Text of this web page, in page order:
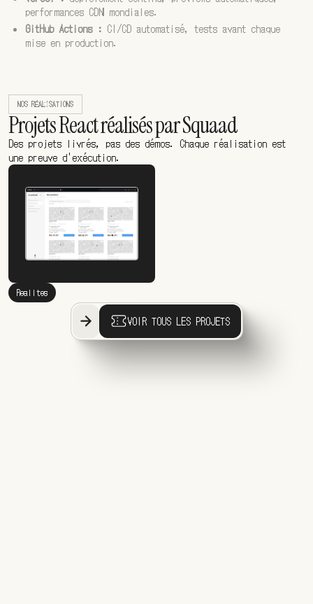
performances CDN mondiales.
GitHub Actions : CI/CD automatisé, tests avant chaque
mise en production.
NOS RÉALISATIONS
Projets React réalisés par Squaad
Des projets livrés, pas des démos. Chaque réalisation est
une preuve d'exécution.
Realites
VOIR TOUS LES PROJETS